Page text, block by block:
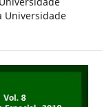
Universidade